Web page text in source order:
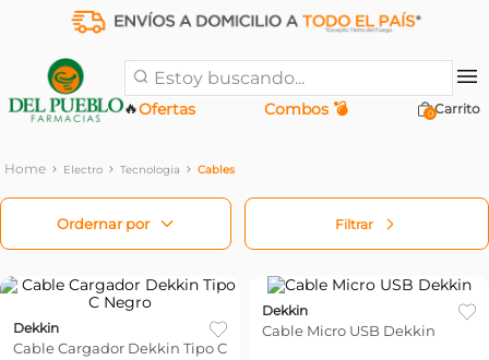
Estoy buscando...
Ofertas
🔥 Combos 💣 0
Electro Tecnologia Cables
Filtrar
Dekkin
Cable Cargador Dekkin Tipo C
Dekkin
Cable Micro USB Dekkin